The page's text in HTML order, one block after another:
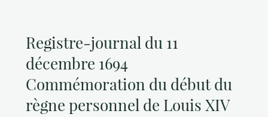
Registre-journal du 11
décembre 1694
Commémoration du début du
règne personnel de Louis XIV